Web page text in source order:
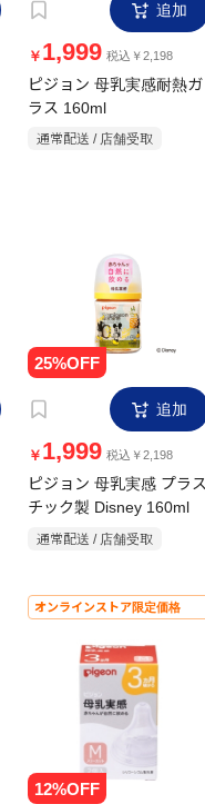
追加
￥ 1,999 税込￥2,198
ピジョン 母乳実感耐熱ガ
ラス 160ml
通常配送 / 店舗受取
追加
￥ 1,999 税込￥2,198
ピジョン 母乳実感 プラス
チック製 Disney 160ml
通常配送 / 店舗受取
オンラインストア限定価格